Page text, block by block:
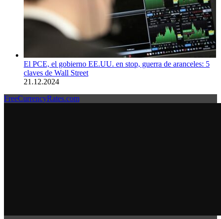
El PCE, el gobierno EE.UU. en stop, guerra de aranceles: 5
claves de Wall Street
21.12.2024
FreeCurrencyRates.com